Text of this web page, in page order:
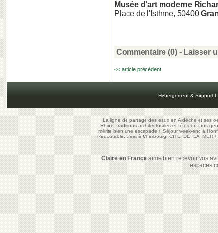
Musée d'art moderne
Place de l'Isthme, 50400
Commentaire (0) - Laisser
<< article précédent
Hébergement & Support
La ligne de partage des eaux en Ardèche et ses
Rhin) : traditions architecturales et fêtes en tous
mérite bien une escapade/Séjour week-end à
Redoutable, c'est à Cherbourg, CITE DE LA MER/
Claire en Franceaime bien recevoir vos
espaces